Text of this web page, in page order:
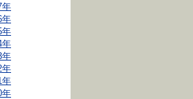
年
年
年
年
年
年
年
年